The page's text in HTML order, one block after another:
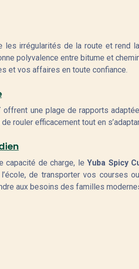
les irrégularités de la route et rend
polyvalence entre bitume et
et vos affaires en toute confiance.
offrent une plage de rapports
rouler efficacement tout en
capacité de charge, le Yuba Spicy
de transporter vos courses
aux besoins des familles